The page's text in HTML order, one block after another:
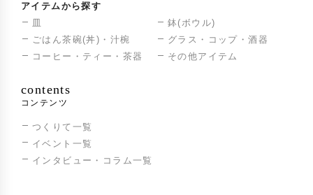
アイテムから探す
皿
鉢(ボウル)
ごはん茶碗(丼)・汁椀
グラス・コップ・酒器
コーヒー・ティー・茶器
その他アイテム
contents
コンテンツ
つくりて一覧
イベント一覧
インタビュー・コラム一覧